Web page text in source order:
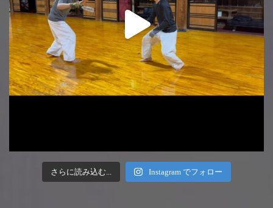
さらに読み込む... Instagram でフォロー